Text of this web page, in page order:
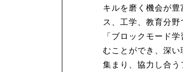
キルを磨く機会が
ス、工学、教育分
「ブロックモード
むことができ、深
集まり、協力し合